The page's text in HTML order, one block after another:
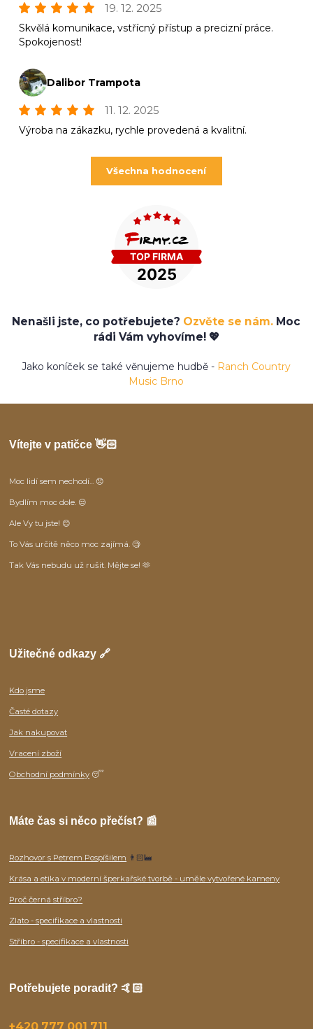
19. 12. 2025
Skvělá komunikace, vstřícný přístup a precizní práce.
Spokojenost!
Dalibor Trampota
11. 12. 2025
Výroba na zákazku, rychle provedená a kvalitní.
Všechna hodnocení
Nenašli jste, co potřebujete? Ozvěte se nám. Moc
rádi Vám vyhovíme! 💖
Jako koníček se také věnujeme hudbě - Ranch Country
Music Brno
Vítejte v patičce 👋🏻
Moc lidí sem nechodí... 😞
Bydlím moc dole. 😒
Ale Vy tu jste! 😊
To Vás určitě něco moc zajímá. 🧐
Tak Vás nebudu už rušit. Mějte se! 🫶
Užitečné odkazy 🔗
Kdo jsme
Časté dotazy
Jak nakupovat
Vracení zboží
Obchodní podmínky 😴
Máte čas si něco přečíst? 📰
Rozhovor s Petrem Pospíšilem 👨🏻‍🏭
Krása a etika v moderní šperkařské tvorbě - uměle vytvořené kameny
Proč černá stříbro?
Zlato - specifikace a vlastnosti
Stříbro - specifikace a vlastnosti
Potřebujete poradit? 🤙🏻
+420 777 001 711